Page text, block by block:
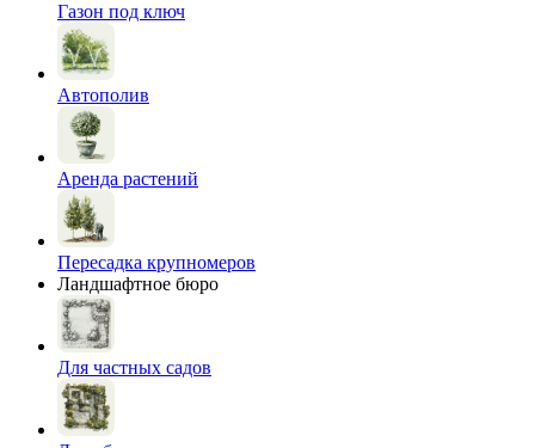
Газон под ключ
Автополив
Аренда растений
Пересадка крупномеров
Ландшафтное бюро
Для частных садов